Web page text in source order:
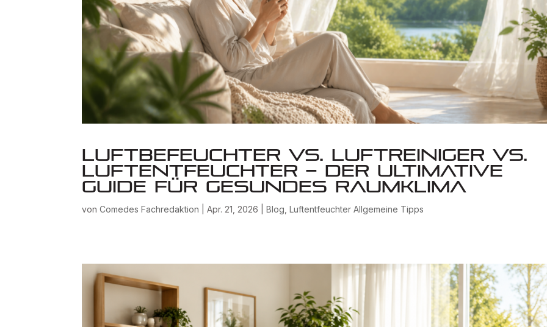
Luftbefeuchter vs. Luftreiniger vs.
Luftentfeuchter – der ultimative
Guide für gesundes Raumklima
vonComedes Fachredaktion |Apr. 21, 2026 |Blog ,Luftentfeuchter Allgemeine Tipps